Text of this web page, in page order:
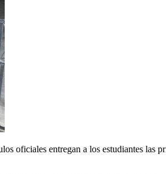
oficiales entregan a los estudiantes las